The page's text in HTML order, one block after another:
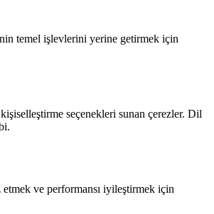
temel işlevlerini yerine getirmek için
seçenekleri sunan çerezler. Dil
etmek ve performansı iyileştirmek için